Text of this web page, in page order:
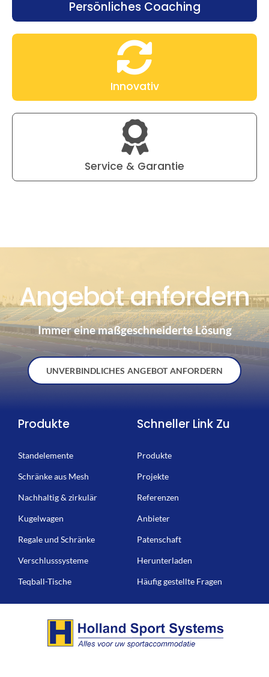
Persönliches Coaching
Innovativ
Service & Garantie
Angebot anfordern
Immer eine maßgeschneiderte Lösung
UNVERBINDLICHES ANGEBOT ANFORDERN
Produkte
Standelemente
Schränke aus Mesh
Nachhaltig & zirkulär
Kugelwagen
Regale und Schränke
Verschlusssysteme
Teqball-Tische
Schneller Link Zu
Produkte
Projekte
Referenzen
Anbieter
Patenschaft
Herunterladen
Häufig gestellte Fragen